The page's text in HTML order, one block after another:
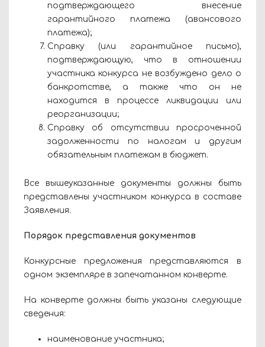
подтверждающего внесение
гарантийного платежа (авансового
платежа);
Справку (или гарантийное письмо),
подтверждающую, что в отношении
участника конкурса не возбуждено дело о
банкротстве, а также что он не
находится в процессе ликвидации или
реорганизации;
Справку об отсутствии просроченной
задолженности по налогам и другим
обязательным платежам в бюджет.
Все вышеуказанные документы должны быть
представлены участником конкурса в составе
Заявления.
Порядок представления документов
Конкурсные предложения представляются в
одном экземпляре в запечатанном конверте.
На конверте должны быть указаны следующие
сведения:
наименование участника;